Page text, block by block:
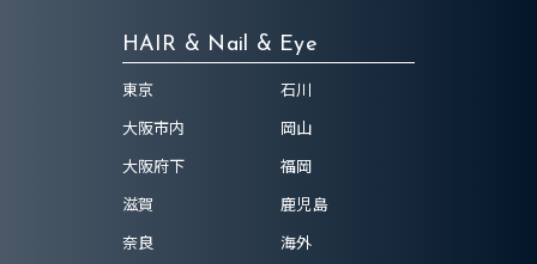
HAIR & Nail & Eye
東京
大阪市内
大阪府下
滋賀
奈良
石川
岡山
福岡
鹿児島
海外